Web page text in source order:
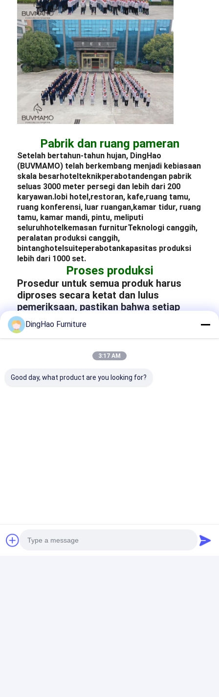
Pabrik dan ruang pameran
Setelah bertahun-tahun hujan, DingHao
(BUVMAMO) telah berkembang menjadi kebiasaan
skala besar hotel teknikperabotandengan pabrik
seluas 3000 meter persegi dan lebih dari 200
karyawan. lobi hotel ,restoran, kafe,ruang tamu,
ruang konferensi, luar ruangan,kamar tidur, ruang
tamu, kamar mandi, pintu, meliputi
seluruhhotel kemasan furniturTeknologi canggih,
peralatan produksi canggih,
bintang hotel suiteperabotankapasitas produksi
lebih dari 1000 set.
Proses produksi
Prosedur untuk semua produk harus
diproses secara ketat dan lulus
pemeriksaan, pastikan bahwa setiap
detail detail sempurna memenuhi
kebutuhan pelanggan.
pengemasan luar.
DingHao Furniture
3:17 AM
Good day, what product are you looking for?